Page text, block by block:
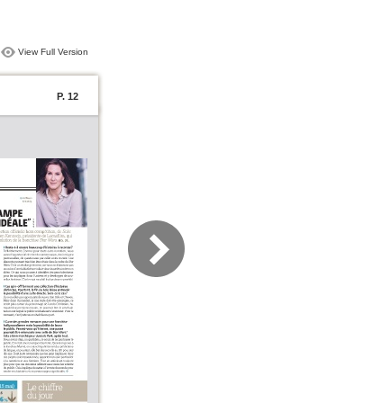
View Full Version
P. 12